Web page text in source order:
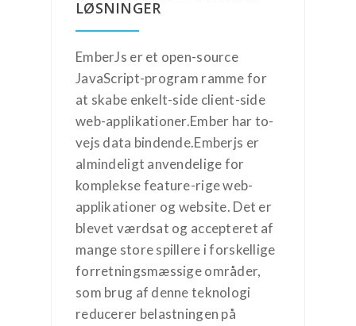
LØSNINGER
EmberJs er et open-source
JavaScript-program ramme for
at skabe enkelt-side client-side
web-applikationer.Ember har to-
vejs data bindende.Emberjs er
almindeligt anvendelige for
komplekse feature-rige web-
applikationer og website. Det er
blevet værdsat og accepteret af
mange store spillere i forskellige
forretningsmæssige områder,
som brug af denne teknologi
reducerer belastningen på